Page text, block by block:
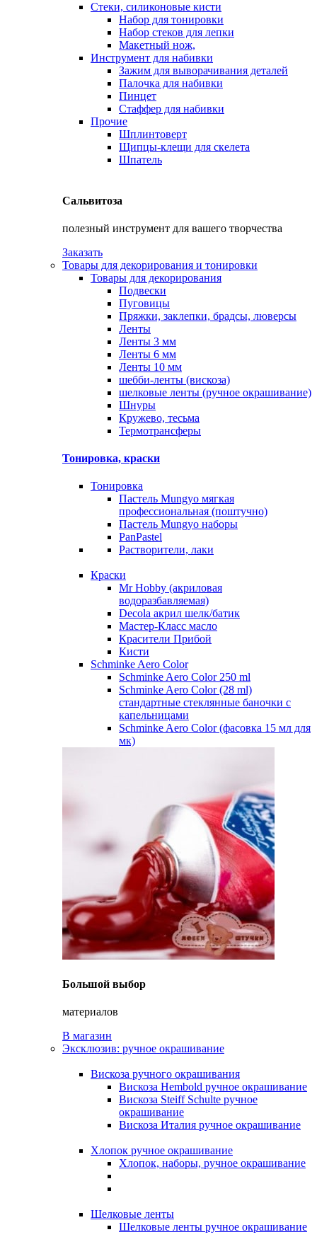
Стеки, силиконовые кисти
Набор для тонировки
Набор стеков для лепки
Макетный нож,
Инструмент для набивки
Зажим для выворачивания деталей
Палочка для набивки
Пинцет
Стаффер для набивки
Прочие
Шплинтоверт
Щипцы-клещи для скелета
Шпатель
Сальвитоза
полезный инструмент для вашего творчества
Заказать
Товары для декорирования и тонировки
Товары для декорирования
Подвески
Пуговицы
Пряжки, заклепки, брадсы, люверсы
Ленты
Ленты 3 мм
Ленты 6 мм
Ленты 10 мм
шебби-ленты (вискоза)
шелковые ленты (ручное окрашивание)
Шнуры
Кружево, тесьма
Термотрансферы
Тонировка, краски
Тонировка
Пастель Mungyo мягкая
профессиональная (поштучно)
Пастель Mungyo наборы
PanPastel
Растворители, лаки
Краски
Mr Hobby (акриловая
водоразбавляемая)
Decola акрил шелк/батик
Мастер-Класс масло
Красители Прибой
Кисти
Schminke Aero Color
Schminke Aero Color 250 ml
Schminke Aero Color (28 ml)
стандартные стеклянные баночки с
капельницами
Schminke Aero Color (фасовка 15 мл для
мк)
Большой выбор
материалов
В магазин
Эксклюзив: ручное окрашивание
Вискоза ручного окрашивания
Вискоза Hembold ручное окрашивание
Вискоза Steiff Schulte ручное
окрашивание
Вискоза Италия ручное окрашивание
Хлопок ручное окрашивание
Хлопок, наборы, ручное окрашивание
Шелковые ленты
Шелковые ленты ручное окрашивание